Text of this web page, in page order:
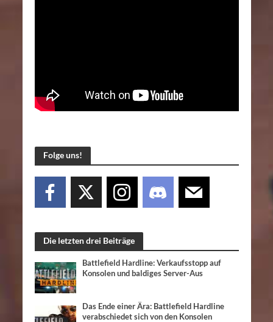
Folge uns!
Die letzten drei Beiträge
Battlefield Hardline: Verkaufsstopp auf
Konsolen und baldiges Server-Aus
Das Ende einer Ära: Battlefield Hardline
verabschiedet sich von den Konsolen